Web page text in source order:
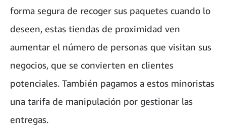
forma segura de recoger sus paquetes cuando lo
deseen, estas tiendas de proximidad ven
aumentar el número de personas que visitan sus
negocios, que se convierten en clientes
potenciales. También pagamos a estos minoristas
una tarifa de manipulación por gestionar las
entregas.